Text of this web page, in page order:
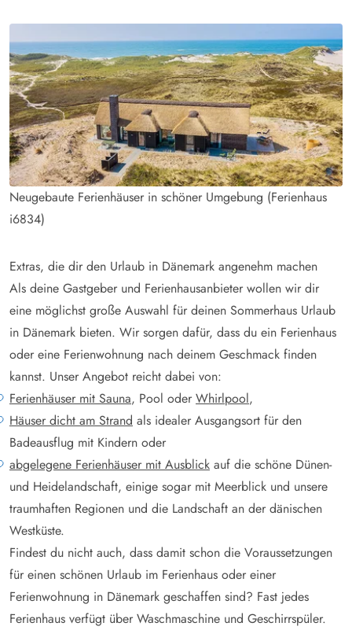
Neugebaute Ferienhäuser in schöner Umgebung (Ferienhaus
i6834)
Extras, die dir den Urlaub in Dänemark angenehm machen
Als deine Gastgeber und Ferienhausanbieter wollen wir dir
eine möglichst große Auswahl für deinen Sommerhaus Urlaub
in Dänemark bieten. Wir sorgen dafür, dass du ein Ferienhaus
oder eine Ferienwohnung nach deinem Geschmack finden
kannst. Unser Angebot reicht dabei von:
Ferienhäuser mit Sauna, Pool oder Whirlpool,
Häuser dicht am Strand als idealer Ausgangsort für den
Badeausflug mit Kindern oder
abgelegene Ferienhäuser mit Ausblick auf die schöne Dünen-
und Heidelandschaft, einige sogar mit Meerblick und unsere
traumhaften Regionen und die Landschaft an der dänischen
Westküste.
Findest du nicht auch, dass damit schon die Voraussetzungen
für einen schönen Urlaub im Ferienhaus oder einer
Ferienwohnung in Dänemark geschaffen sind? Fast jedes
Ferienhaus verfügt über Waschmaschine und Geschirrspüler.